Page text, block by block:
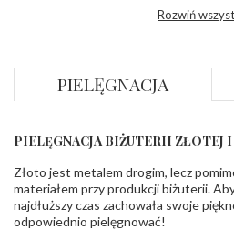
DIAMENTY
Rozwiń
PIELĘGNACJA
PIELĘGNACJA BIŻUTERII ZŁOTEJ I
Złoto jest metalem drogim, lecz
materiałem przy produkcji biżuterii.
najdłuższy czas zachowała swoje
odpowiednio pielęgnować!